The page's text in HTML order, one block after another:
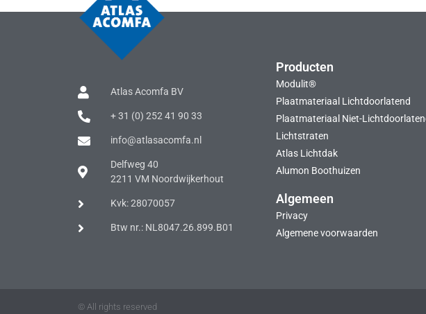
Atlas Acomfa BV
+ 31 (0) 252 41 90 33
info@atlasacomfa.nl
Delfweg 40
2211 VM Noordwijkerhout
Kvk: 28070057
Btw nr.: NL8047.26.899.B01
Producten
Modulit®
Plaatmateriaal Lichtdoorlatend
Plaatmateriaal Niet-
Lichtstraten
Atlas Lichtdak
Alumon Boothuizen
Algemeen
Privacy
Algemene voorwaarden
© All rights reserved